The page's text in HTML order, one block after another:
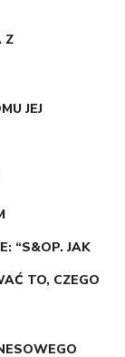
Z
JEJ
“S&OP. JAK
TO, CZEGO